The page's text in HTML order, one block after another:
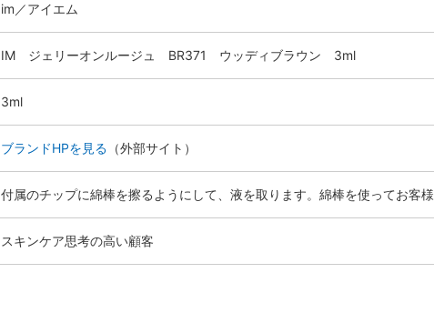
im／アイエム
IM ジェリーオンルージュ BR371 ウッディブラウン 3ml
3ml
ブランドHPを見る （外部サイト）
付属のチップに綿棒を擦るようにして、液を取ります。綿棒を使ってお客様
スキンケア思考の高い顧客